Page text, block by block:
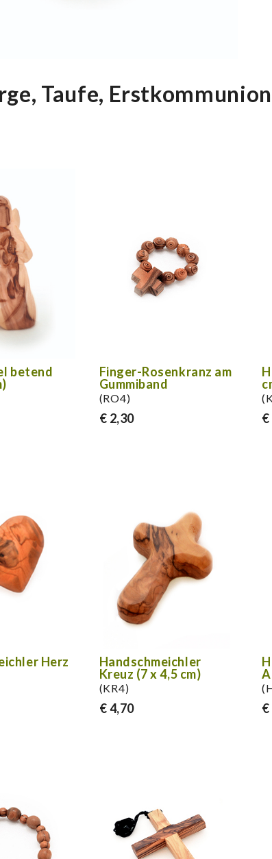
Taufe,
betend
Finger-Rosenkranz am
Gummiband
(RO4)
€ 2,30 €
Herz
Handschmeichler
Kreuz (7 x 4,5 cm)
(KR4)
€ 4,70 €